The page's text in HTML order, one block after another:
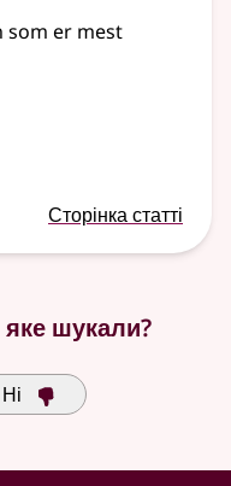
som er mest
Сторінка статті
шукали?
Ні